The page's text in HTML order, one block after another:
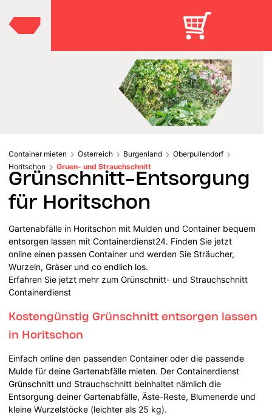
Container mieten Österreich Burgenland
Oberpullendorf
Horitschon
Gruen- und Strauchschnitt
Grünschnitt-Entsorgung
für Horitschon
Gartenabfälle in Horitschon mit Mulden und Container bequem
entsorgen lassen mit Containerdienst24. Finden Sie jetzt
online einen passen Container und werden Sie Sträucher,
Wurzeln, Gräser und co endlich los.
Erfahren Sie jetzt mehr zum Grünschnitt- und Strauchschnitt
Containerdienst
Kostengünstig Grünschnitt entsorgen lassen
in Horitschon
Einfach online den passenden Container oder die passende
Mulde für deine Gartenabfälle mieten. Der Containerdienst
Grünschnitt und Strauchschnitt beinhaltet nämlich die
Entsorgung deiner Gartenabfälle, Äste-Reste, Blumenerde und
kleine Wurzelstöcke (leichter als 25 kg).